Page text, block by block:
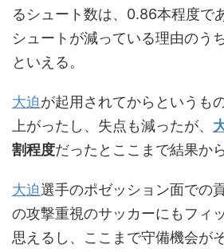
るシュート数は、0.86本程度で
シュートが減っている理由のう
といえる。
大迫が起用されてからというも
上がったし、失点も減ったが、
割程度だったとここまで結果か
大迫選手のポゼッション面での
の攻撃重視のサッカーにもフィ
思えるし、ここまで守備機会が